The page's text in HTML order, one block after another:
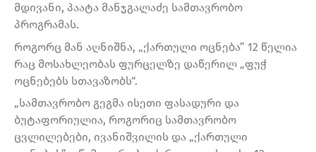
მდივანი, პაატა მანჯგალაძე სამთავრობო
პროგრამას.
როგორც მან აღნიშნა, „ქართული ოცნება” 12 წელია
რაც მოსახლეობას ფურცელზე დაწერილ „ფუჭ
ოცნებებს სთავაზობს“.
„სამთავრობო გეგმა ისეთი ფასადური და
ბუტაფორიულია, როგორიც სამთავრობო
ცვლილებები, ივანიშვილის და „ქართული